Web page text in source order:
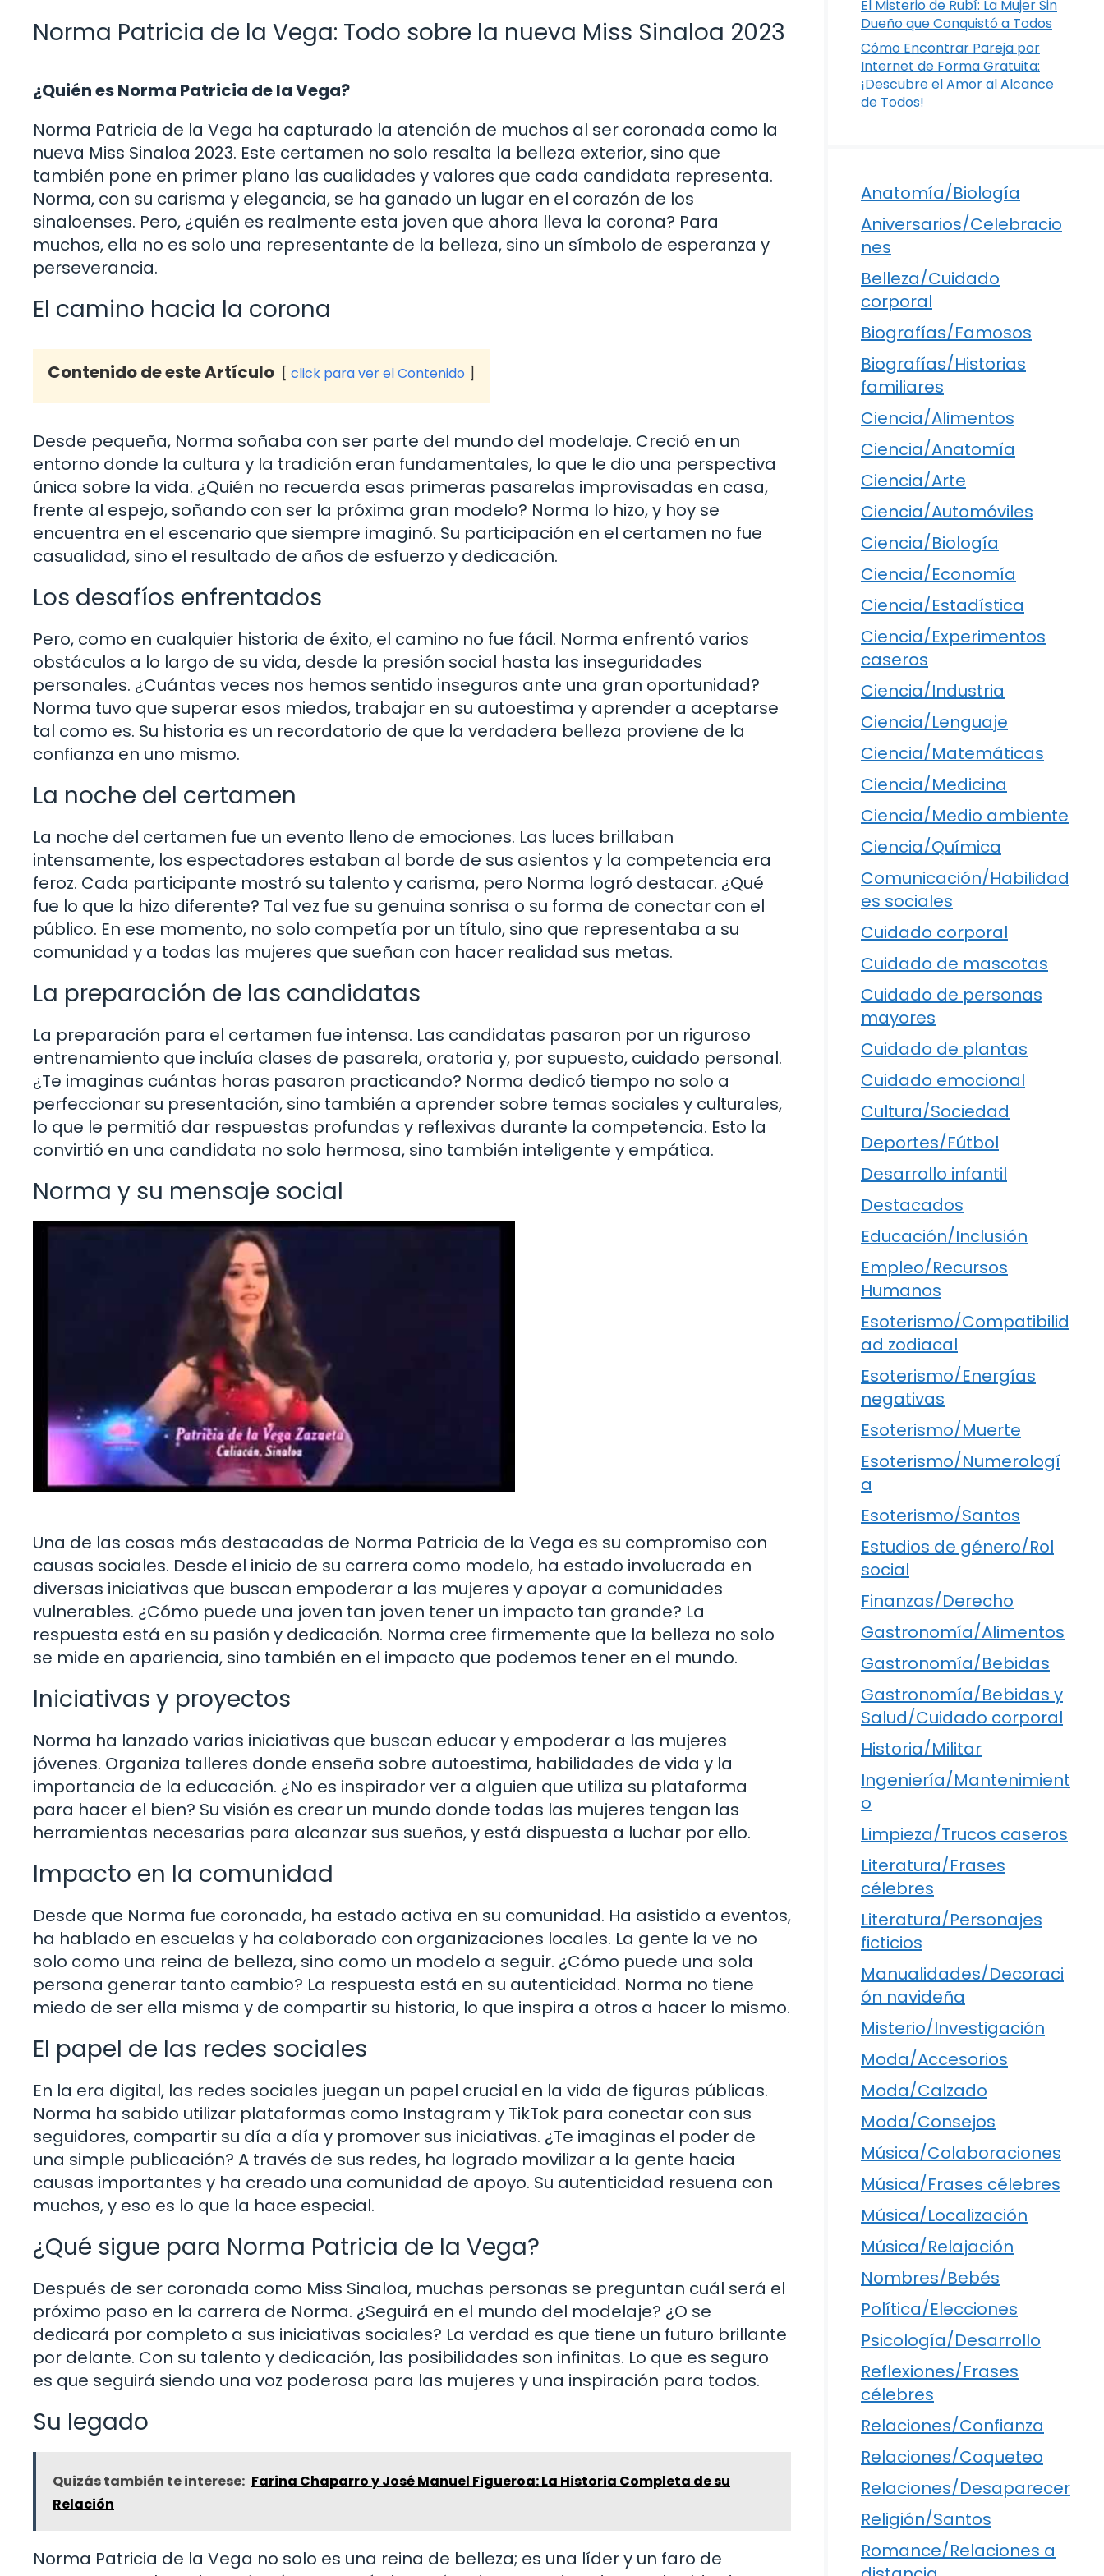
Norma Patricia de la Vega: Todo sobre la nueva Miss Sinaloa 2023
¿Quién es Norma Patricia de la Vega?
Norma Patricia de la Vega ha capturado la atención de muchos al ser coronada como la
nueva Miss Sinaloa 2023. Este certamen no solo resalta la belleza exterior, sino que
también pone en primer plano las cualidades y valores que cada candidata representa.
Norma, con su carisma y elegancia, se ha ganado un lugar en el corazón de los
sinaloenses. Pero, ¿quién es realmente esta joven que ahora lleva la corona? Para
muchos, ella no es solo una representante de la belleza, sino un símbolo de esperanza y
perseverancia.
El camino hacia la corona
Contenido de este Artículo click para ver el Contenido
Desde pequeña, Norma soñaba con ser parte del mundo del modelaje. Creció en un
entorno donde la cultura y la tradición eran fundamentales, lo que le dio una perspectiva
única sobre la vida. ¿Quién no recuerda esas primeras pasarelas improvisadas en casa,
frente al espejo, soñando con ser la próxima gran modelo? Norma lo hizo, y hoy se
encuentra en el escenario que siempre imaginó. Su participación en el certamen no fue
casualidad, sino el resultado de años de esfuerzo y dedicación.
Los desafíos enfrentados
Pero, como en cualquier historia de éxito, el camino no fue fácil. Norma enfrentó varios
obstáculos a lo largo de su vida, desde la presión social hasta las inseguridades
personales. ¿Cuántas veces nos hemos sentido inseguros ante una gran oportunidad?
Norma tuvo que superar esos miedos, trabajar en su autoestima y aprender a aceptarse
tal como es. Su historia es un recordatorio de que la verdadera belleza proviene de la
confianza en uno mismo.
La noche del certamen
La noche del certamen fue un evento lleno de emociones. Las luces brillaban
intensamente, los espectadores estaban al borde de sus asientos y la competencia era
feroz. Cada participante mostró su talento y carisma, pero Norma logró destacar. ¿Qué
fue lo que la hizo diferente? Tal vez fue su genuina sonrisa o su forma de conectar con el
público. En ese momento, no solo competía por un título, sino que representaba a su
comunidad y a todas las mujeres que sueñan con hacer realidad sus metas.
La preparación de las candidatas
La preparación para el certamen fue intensa. Las candidatas pasaron por un riguroso
entrenamiento que incluía clases de pasarela, oratoria y, por supuesto, cuidado personal.
¿Te imaginas cuántas horas pasaron practicando? Norma dedicó tiempo no solo a
perfeccionar su presentación, sino también a aprender sobre temas sociales y culturales,
lo que le permitió dar respuestas profundas y reflexivas durante la competencia. Esto la
convirtió en una candidata no solo hermosa, sino también inteligente y empática.
Norma y su mensaje social
Una de las cosas más destacadas de Norma Patricia de la Vega es su compromiso con
causas sociales. Desde el inicio de su carrera como modelo, ha estado involucrada en
diversas iniciativas que buscan empoderar a las mujeres y apoyar a comunidades
vulnerables. ¿Cómo puede una joven tan joven tener un impacto tan grande? La
respuesta está en su pasión y dedicación. Norma cree firmemente que la belleza no solo
se mide en apariencia, sino también en el impacto que podemos tener en el mundo.
Iniciativas y proyectos
Norma ha lanzado varias iniciativas que buscan educar y empoderar a las mujeres
jóvenes. Organiza talleres donde enseña sobre autoestima, habilidades de vida y la
importancia de la educación. ¿No es inspirador ver a alguien que utiliza su plataforma
para hacer el bien? Su visión es crear un mundo donde todas las mujeres tengan las
herramientas necesarias para alcanzar sus sueños, y está dispuesta a luchar por ello.
Impacto en la comunidad
Desde que Norma fue coronada, ha estado activa en su comunidad. Ha asistido a eventos,
ha hablado en escuelas y ha colaborado con organizaciones locales. La gente la ve no
solo como una reina de belleza, sino como un modelo a seguir. ¿Cómo puede una sola
persona generar tanto cambio? La respuesta está en su autenticidad. Norma no tiene
miedo de ser ella misma y de compartir su historia, lo que inspira a otros a hacer lo mismo.
El papel de las redes sociales
En la era digital, las redes sociales juegan un papel crucial en la vida de figuras públicas.
Norma ha sabido utilizar plataformas como Instagram y TikTok para conectar con sus
seguidores, compartir su día a día y promover sus iniciativas. ¿Te imaginas el poder de
una simple publicación? A través de sus redes, ha logrado movilizar a la gente hacia
causas importantes y ha creado una comunidad de apoyo. Su autenticidad resuena con
muchos, y eso es lo que la hace especial.
¿Qué sigue para Norma Patricia de la Vega?
Después de ser coronada como Miss Sinaloa, muchas personas se preguntan cuál será el
próximo paso en la carrera de Norma. ¿Seguirá en el mundo del modelaje? ¿O se
dedicará por completo a sus iniciativas sociales? La verdad es que tiene un futuro brillante
por delante. Con su talento y dedicación, las posibilidades son infinitas. Lo que es seguro
es que seguirá siendo una voz poderosa para las mujeres y una inspiración para todos.
Su legado
Quizás también te interese: Farina Chaparro y José Manuel Figueroa: La Historia Completa de su
Relación
Norma Patricia de la Vega no solo es una reina de belleza; es una líder y un faro de
El Misterio de Rubí: La Mujer Sin
Dueño que Conquistó a Todos
Cómo Encontrar Pareja por
Internet de Forma Gratuita:
¡Descubre el Amor al Alcance
de Todos!
Anatomía/Biología
Aniversarios/Celebracio
nes
Belleza/Cuidado
corporal
Biografías/Famosos
Biografías/Historias
familiares
Ciencia/Alimentos
Ciencia/Anatomía
Ciencia/Arte
Ciencia/Automóviles
Ciencia/Biología
Ciencia/Economía
Ciencia/Estadística
Ciencia/Experimentos
caseros
Ciencia/Industria
Ciencia/Lenguaje
Ciencia/Matemáticas
Ciencia/Medicina
Ciencia/Medio ambiente
Ciencia/Química
Comunicación/Habilidad
es sociales
Cuidado corporal
Cuidado de mascotas
Cuidado de personas
mayores
Cuidado de plantas
Cuidado emocional
Cultura/Sociedad
Deportes/Fútbol
Desarrollo infantil
Destacados
Educación/Inclusión
Empleo/Recursos
Humanos
Esoterismo/Compatibilid
ad zodiacal
Esoterismo/Energías
negativas
Esoterismo/Muerte
Esoterismo/Numerologí
a
Esoterismo/Santos
Estudios de género/Rol
social
Finanzas/Derecho
Gastronomía/Alimentos
Gastronomía/Bebidas
Gastronomía/Bebidas y
Salud/Cuidado corporal
Historia/Militar
Ingeniería/Mantenimient
o
Limpieza/Trucos caseros
Literatura/Frases
célebres
Literatura/Personajes
ficticios
Manualidades/Decoraci
ón navideña
Misterio/Investigación
Moda/Accesorios
Moda/Calzado
Moda/Consejos
Música/Colaboraciones
Música/Frases célebres
Música/Localización
Música/Relajación
Nombres/Bebés
Política/Elecciones
Psicología/Desarrollo
Reflexiones/Frases
célebres
Relaciones/Confianza
Relaciones/Coqueteo
Relaciones/Desaparecer
Religión/Santos
Romance/Relaciones a